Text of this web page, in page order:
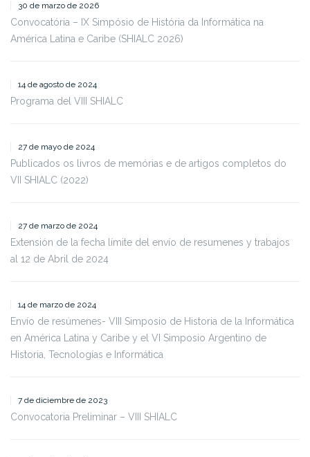
30 de marzo de 2026
Convocatória – IX Simpósio de História da Informática na
América Latina e Caribe (SHIALC 2026)
14 de agosto de 2024
Programa del VIII SHIALC
27 de mayo de 2024
Publicados os livros de memórias e de artigos completos do
VII SHIALC (2022)
27 de marzo de 2024
Extensión de la fecha límite del envío de resumenes y trabajos
al 12 de Abril de 2024
14 de marzo de 2024
Envío de resúmenes- VIII Simposio de Historia de la Informática
en América Latina y Caribe y el VI Simposio Argentino de
Historia, Tecnologías e Informática
7 de diciembre de 2023
Convocatoria Preliminar – VIII SHIALC